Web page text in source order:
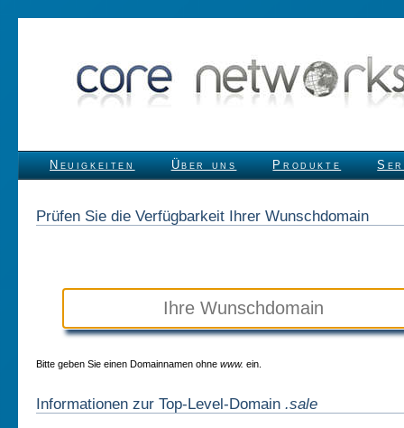
Neuigkeiten Über uns Produkte
Prüfen Sie die Verfügbarkeit Ihrer Wunschdomain
Bitte geben Sie einen Domainnamen ohne www. ein.
Informationen zur Top-Level-Domain .sale